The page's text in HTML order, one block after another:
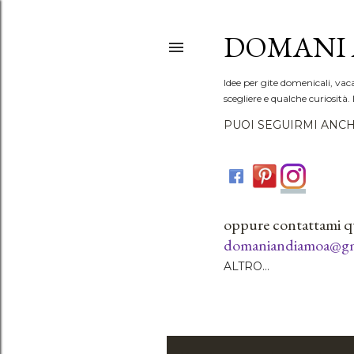
DOMANI
Idee per gite domenicali,
scegliere e qualche
PUOI SEGUIRMI
oppure contattami
ALTRO…